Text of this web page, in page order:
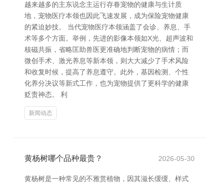
越来越多的主东说念主运行存眷宠物的健康与生计质
地，宠物医疗本领也因此飞速发展，成为保险宠物健康
的紧迫妙技。 当代宠物医疗本领涵盖了会诊、养息、手
术等多个方面。举例，先进的影像本领如X光、超声波和
核磁共振，省略匡助兽医更准确地判断宠物的病情；而
微创手术、激光养息等新本领，则大大减少了手术风险
和收复时候，提高了养息遵守。此外，基因检测、个性
化养分决议等新式工作，也为宠物提供了更科学的健康
贬责神态。 利
新闻动态
黄杨树哪个品种最贵？ 2026-05-30
黄杨树是一种常见的不雅赏植物，因其滋长缓缓、样式